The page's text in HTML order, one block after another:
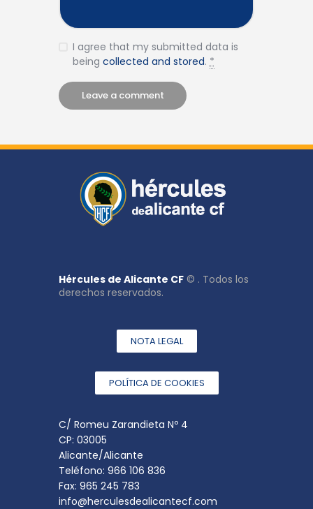
I agree that my submitted data is
being collected and stored.*
Hércules de Alicante CF © . Todos los
derechos reservados.
NOTA LEGAL
POLÍTICA DE COOKIES
C/ Romeu Zarandieta Nº 4
CP: 03005
Alicante/Alicante
Teléfono: 966 106 836
Fax: 965 245 783
info@herculesdealicantecf.com